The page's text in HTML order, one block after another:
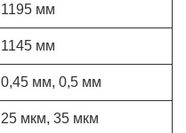
1195 мм
1145 мм
0,45 мм, 0,5 мм
25 мкм, 35 мкм